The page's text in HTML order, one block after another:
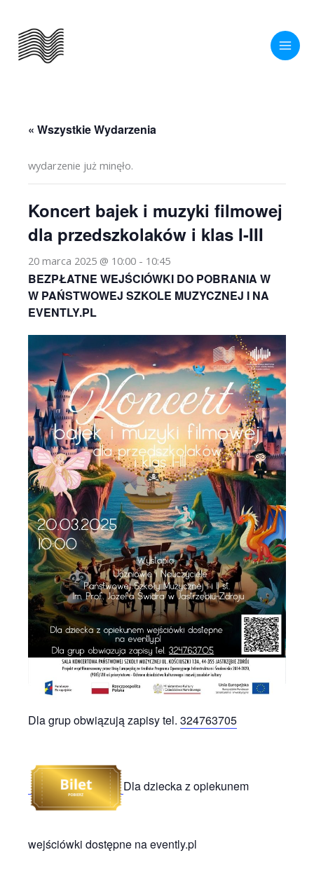
treści
« Wszystkie Wydarzenia
wydarzenie już minęło.
Koncert bajek i muzyki filmowej
dla przedszkolaków i klas I-III
20 marca 2025 @ 10:00 - 10:45
BEZPŁATNE WEJŚCIÓWKI DO POBRANIA W
W PAŃSTWOWEJ SZKOLE MUZYCZNEJ I NA
EVENTLY.PL
Dla grup obwiązują zapisy tel. 324763705
Dla dziecka z opiekunem
wejściówki dostępne na evently.pl